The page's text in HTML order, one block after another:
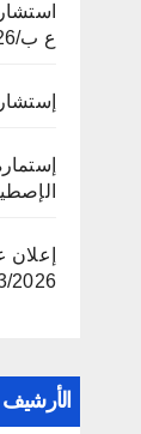
ع ب/2026
إستشارة
2026
الأرشيف